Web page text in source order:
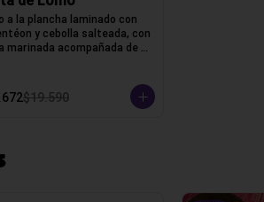
a la plancha laminado con
y cebolla salteada, con
marinada acompañada de
$19.590